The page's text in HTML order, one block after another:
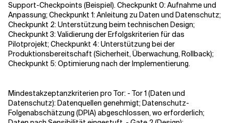
Support-Checkpoints (Beispiel). Checkpunkt 0: Aufnahme und
Anpassung; Checkpunkt 1: Anleitung zu Daten und Datenschutz;
Checkpunkt 2: Unterstützung beim technischen Design;
Checkpunkt 3: Validierung der Erfolgskriterien für das
Pilotprojekt; Checkpunkt 4: Unterstützung bei der
Produktionsbereitschaft (Sicherheit, Überwachung, Rollback);
Checkpunkt 5: Optimierung nach der Implementierung.
Mindestakzeptanzkriterien pro Tor: - Tor 1 (Daten und
Datenschutz): Datenquellen genehmigt; Datenschutz-
Folgenabschätzung (DPIA) abgeschlossen, wo erforderlich;